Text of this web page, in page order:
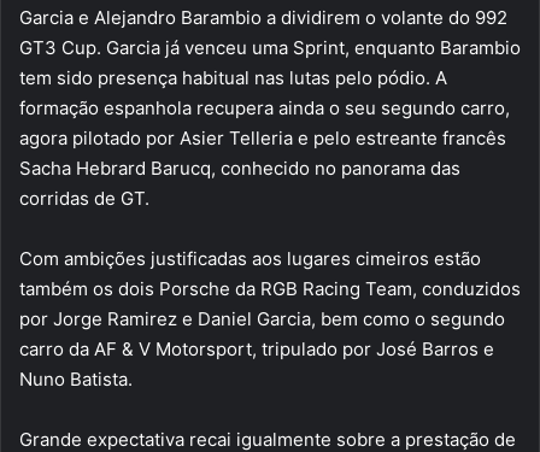
Garcia e Alejandro Barambio a dividirem o volante do 992
GT3 Cup. Garcia já venceu uma Sprint, enquanto Barambio
tem sido presença habitual nas lutas pelo pódio. A
formação espanhola recupera ainda o seu segundo carro,
agora pilotado por Asier Telleria e pelo estreante francês
Sacha Hebrard Barucq, conhecido no panorama das
corridas de GT.
Com ambições justificadas aos lugares cimeiros estão
também os dois Porsche da RGB Racing Team, conduzidos
por Jorge Ramirez e Daniel Garcia, bem como o segundo
carro da AF & V Motorsport, tripulado por José Barros e
Nuno Batista.
Grande expectativa recai igualmente sobre a prestação de